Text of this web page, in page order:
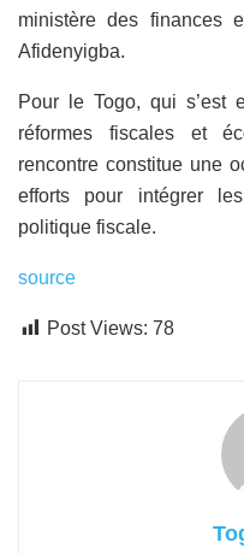
ministère des finances
Afidenyigba.
Pour le Togo, qui s’est
réformes fiscales et
rencontre constitue une
efforts pour intégrer
politique fiscale.
source
Post Views: 78